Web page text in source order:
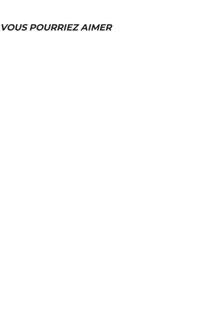
VOUS POURRIEZ AIMER